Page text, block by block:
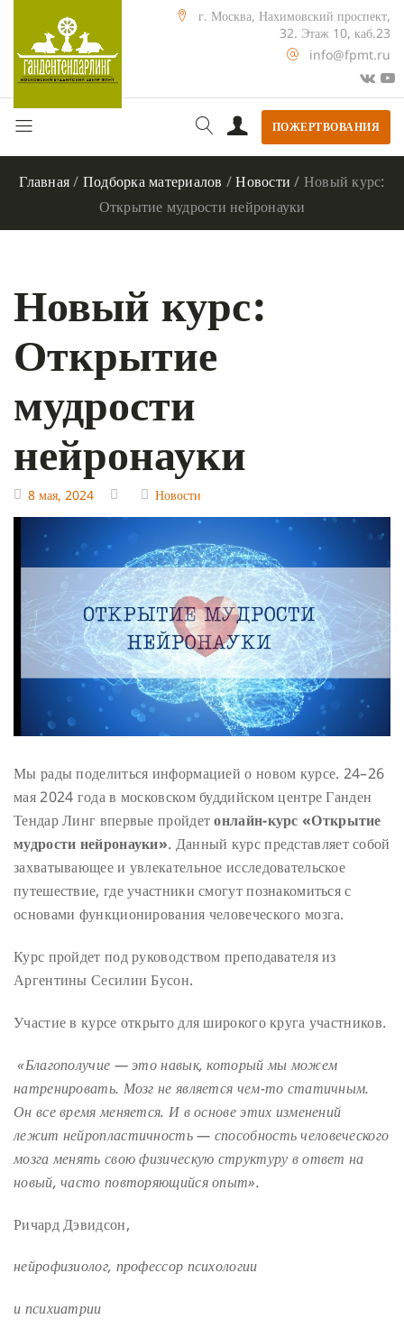
г. Москва, Нахимовский проспект,
32. Этаж 10, каб.23
info@fpmt.ru
ПОЖЕРТВОВАНИЯ
Главная/ Подборка материалов /Новости / Новый курс:
Открытие мудрости нейронауки
Новый курс:
Открытие
мудрости
нейронауки
8 мая, 2024 Новости
Мы рады поделиться информацией о новом курсе. 24–26
мая 2024 года в московском буддийском центре Ганден
Тендар Линг впервые пройдетонлайн-курс «Открытие
мудрости нейронауки». Данный курс представляет собой
захватывающее и увлекательное исследовательское
путешествие, где участники смогут познакомиться с
основами функционирования человеческого мозга.
Курс пройдет под руководством преподавателя из
Аргентины Сесилии Бусон.
Участие в курсе открыто для широкого круга участников.
«Благополучие — это навык, который мы можем
натренировать. Мозг не является чем-то статичным.
Он все время меняется. И в основе этих изменений
лежит нейропластичность — способность человеческого
мозга менять свою физическую структуру в ответ на
новый, часто повторяющийся опыт».
Ричард Дэвидсон,
нейрофизиолог, профессор психологии
и психиатрии